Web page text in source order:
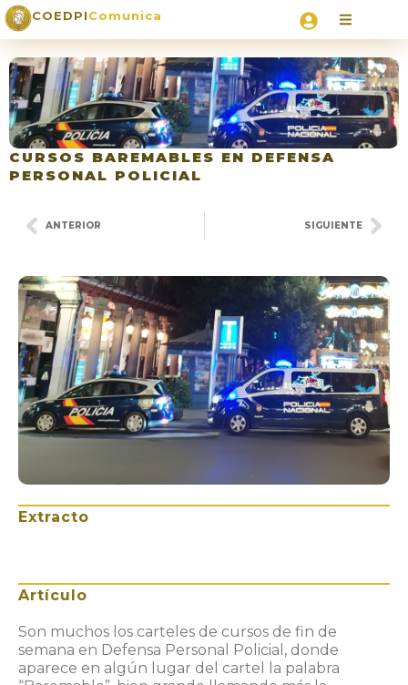
COEDPIComunica
CURSOS BAREMABLES EN DEFENSA
PERSONAL POLICIAL
ANTERIOR SIGUIENTE
Extracto
Artículo
Son muchos los carteles de cursos de fin de
semana en Defensa Personal Policial, donde
aparece en algún lugar del cartel la palabra